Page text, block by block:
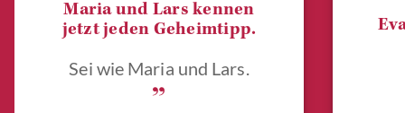
Maria und Lars kennen
jetzt jeden Geheimtipp.
Sei wie Maria und Lars.
„